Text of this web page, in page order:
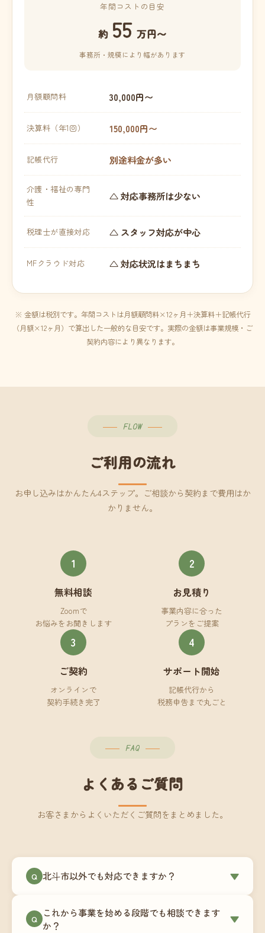
年間コストの目安
約 55 万円〜
事務所・規模により幅があります
月額顧問料 30,000円〜
決算料（年1回） 150,000円〜
記帳代行 別途料金が多い
介護・福祉の専門
性
△ 対応事務所は少ない
税理士が直接対応 △ スタッフ対応が中心
MFクラウド対応 △ 対応状況はまちまち
※ 金額は税別です。年間コストは月額顧問料×12ヶ月＋決算料＋記帳代行
（月額×12ヶ月）で算出した一般的な目安です。実際の金額は事業規模・ご
契約内容により異なります。
FLOW
ご利用の流れ
お申し込みはかんたん4ステップ。ご相談から契約まで費用はか
かりません。
1
無料相談
Zoomで
お悩みをお聞きします
2
お見積り
事業内容に合った
プランをご提案
3
ご契約
オンラインで
契約手続き完了
4
サポート開始
記帳代行から
税務申告まで丸ごと
FAQ
よくあるご質問
お客さまからよくいただくご質問をまとめました。
Q 北斗市以外でも対応できますか？ ▼
やチャットツールを使ったオンラインでのやり取
Q
これから事業を始める段階でも相談できます
か？
▼